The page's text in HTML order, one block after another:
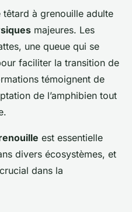
à grenouille adulte
majeures. Les
une queue qui se
faciliter la transition de
témoignent de
de l’amphibien tout
est essentielle
divers écosystèmes, et
dans la